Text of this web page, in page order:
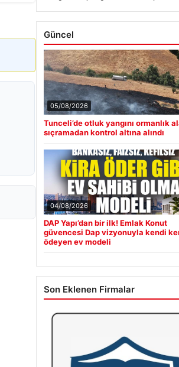
Güncel
05/08/2026
Tunceli’de otluk yangını ormanlık
sıçramadan kontrol altına alındı
04/08/2026
DAP Yapı’dan bir ilk! Emlak Konut
güvencesi Dap vizyonuyla kendi
ödeyen ev modeli
Son Eklenen Firmalar